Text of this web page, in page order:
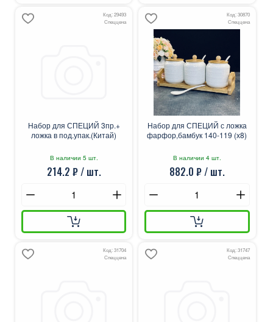
Код: 29493
Спеццена
Набор для СПЕЦИЙ 3пр.+
ложка в под.упак.(Китай)
В наличии 5 шт.
214.2 ₽ / шт.
Код: 30870
Спеццена
Набор для СПЕЦИЙ с ложка
фарфор,бамбук 140-119 (х8)
В наличии 4 шт.
882.0 ₽ / шт.
Код: 31704
Спеццена
Код: 31747
Спеццена